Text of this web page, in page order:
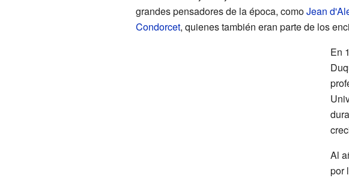
grandes pensadores de la época, comoJean
Condorcet, quienes también eran parte de los
En
Al
por